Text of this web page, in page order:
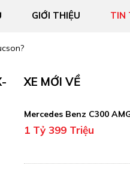
GIỚI THIỆU TIN
XE MỚI VỀ
Mercedes Benz C300
1 Tỷ 399 Triệu